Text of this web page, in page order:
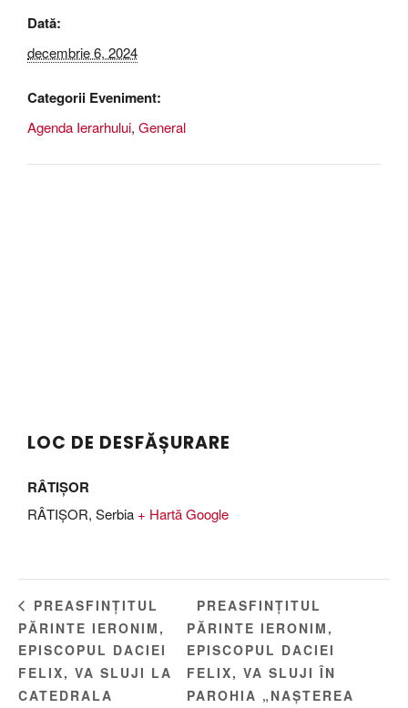
Dată:
decembrie 6, 2024
Categorii Eveniment:
Agenda Ierarhului, General
LOC DE DESFĂȘURARE
RÂTIȘOR
RÂTIȘOR, Serbia + Hartă Google
PREASFINȚITUL
PĂRINTE IERONIM,
EPISCOPUL DACIEI
FELIX, VA SLUJI LA
CATEDRALA
PREASFINȚITUL
PĂRINTE IERONIM,
EPISCOPUL DACIEI
FELIX, VA SLUJI ÎN
PAROHIA „NAȘTEREA